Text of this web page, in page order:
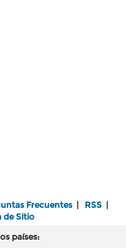
Frecuentes | RSS |
de Sitio
países: